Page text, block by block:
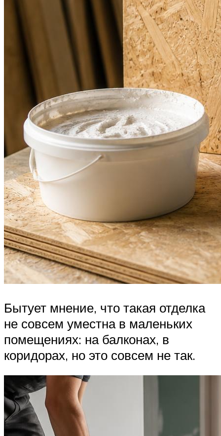
Бытует мнение, что такая отделка
не совсем уместна в маленьких
помещениях: на балконах, в
коридорах, но это совсем не так.